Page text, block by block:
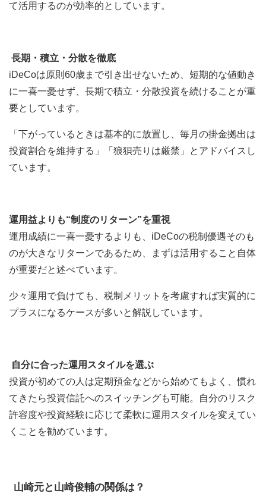
て活用するのが効率的としています。
長期・積立・分散を徹底
iDeCoは原則60歳まで引き出せないため、短期的な値動き
に一喜一憂せず、長期で積立・分散投資を続けることが重
要としています。
「下がっているときは基本的に放置し、毎月の掛金拠出は
投資割合を維持する」「狼狽売りは厳禁」とアドバイスし
ています。
運用益よりも“制度のリターン”を重視
運用成績に一喜一憂するよりも、iDeCoの税制優遇そのも
のが大きなリターンであるため、まずは活用すること自体
が重要だと述べています。
少々運用で負けても、税制メリットを考慮すれば実質的に
プラスになるケースが多いと解説しています。
自分に合った運用スタイルを選ぶ
投資が初めての人は定期預金などから始めてもよく、慣れ
てきたら投資信託へのスイッチングも可能。自分のリスク
許容度や投資経験に応じて柔軟に運用スタイルを変えてい
くことを勧めています。
山崎元と山崎俊輔の関係は？